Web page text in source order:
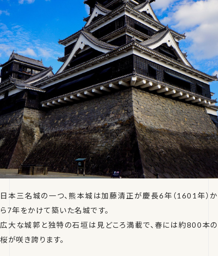
日本三名城の一つ、熊本城は加藤清正が慶長6年（1601年）か
ら7年をかけて築いた名城です。
広大な城郭と独特の石垣は見どころ満載で、春には約800本の
桜が咲き誇ります。